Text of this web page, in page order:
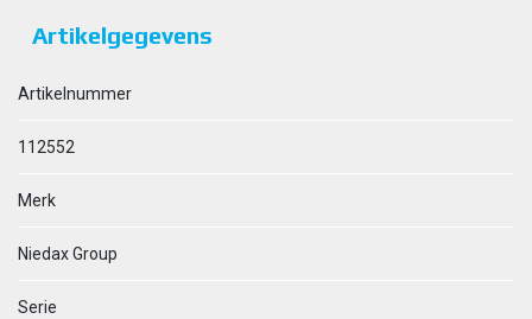
Artikelgegevens
Artikelnummer
112552
Merk
Niedax Group
Serie